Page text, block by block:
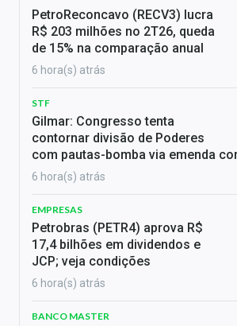
PetroReconcavo (RECV3) lucra
R$ 203 milhões no 2T26, queda
de 15% na comparação anual
6 hora(s) atrás
STF
Gilmar: Congresso tenta
contornar divisão de Poderes
com pautas-bomba via emenda
6 hora(s) atrás
EMPRESAS
Petrobras (PETR4) aprova R$
17,4 bilhões em dividendos e
JCP; veja condições
6 hora(s) atrás
BANCO MASTER